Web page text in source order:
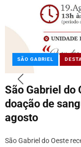
SÃO GABRIEL
São Gabriel do
doação de
agosto
São Gabriel do Oeste